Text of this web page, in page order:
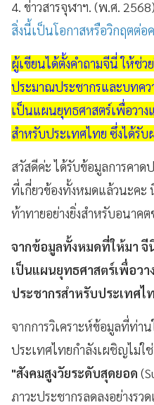
4. ข่าวสารจุฬาฯ. (พ.ศ.
สิ่งนี้เป็นโอกาสหรือวิกฤตต่อ
ผู้เขียนได้ตั้งคำถามจีนี่ ให้ช่ว
ประมาณประชากรและบทคว
เป็นแผนยุทธศาสตร์เพื่อวา
สำหรับประเทศไทย ซึ่งได้รับ
สวัสดีค่ะ ได้รับข้อมูลการคา
ที่เกี่ยวข้องทั้งหมดแล้วนะค
ท้าทายอย่างยิ่งสำหรับอนาค
จากข้อมูลทั้งหมดที่ให้มา จี
เป็นแผนยุทธศาสตร์เพื่อว
ประชากรสำหรับประเทศไ
จากการวิเคราะห์ข้อมูลที่ท่
ประเทศไทยกำลังเผชิญไม่ใ
"สังคมสูงวัยระดับสุดยอด
ภาวะประชากรลดลงอย่างรว